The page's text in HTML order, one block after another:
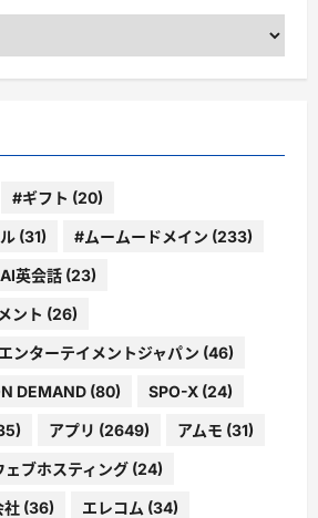
#ギフト (20)
(31) #ムームードメイン (233)
AI英会話 (23)
ント (26)
ンターテイメントジャパン (46)
DEMAND (80) SPO-X (24)
アプリ (2649) アムモ (31)
ェブホスティング (24)
社 (36) エレコム (34)